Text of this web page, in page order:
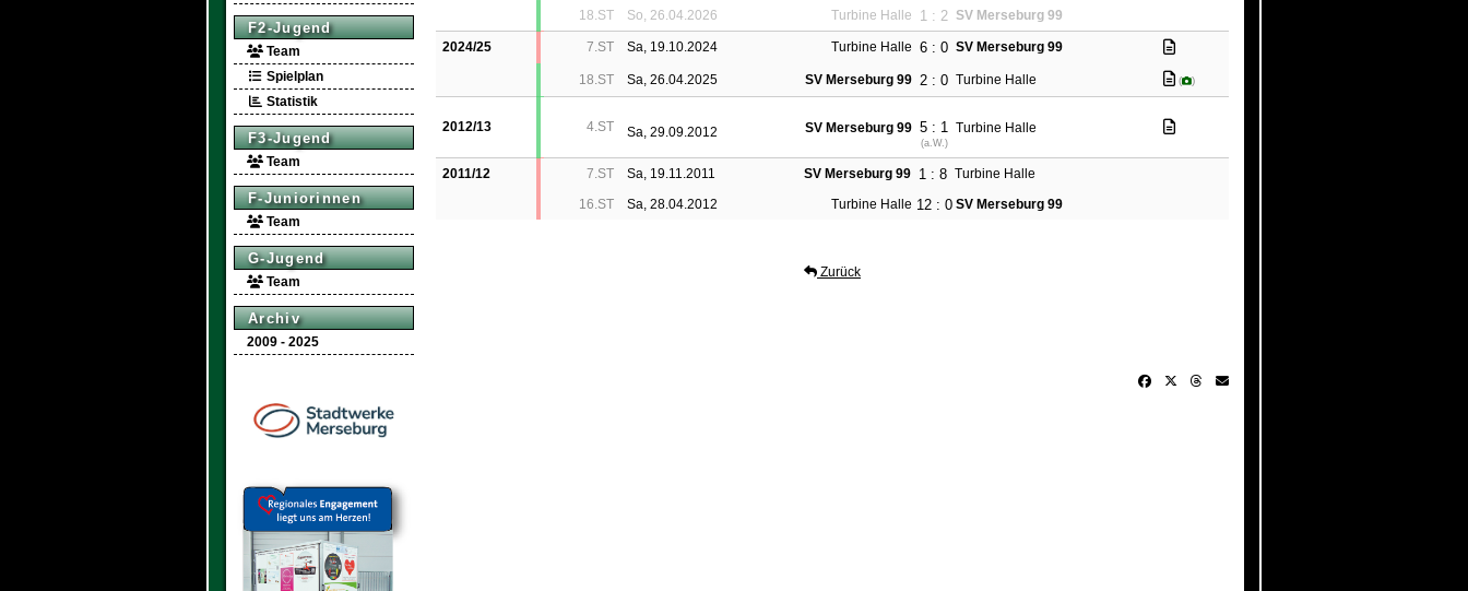
F2-Jugend
Team
Spielplan
Statistik
F3-Jugend
Team
F-Juniorinnen
Team
G-Jugend
Team
Archiv
2009 - 2025
18.ST So, 26.04.2026 Turbine Halle 1 : 2 SV Merseburg 99
2024/25 7.ST Sa, 19.10.2024 Turbine Halle 6 : 0 SV Merseburg 99
18.ST Sa, 26.04.2025 SV Merseburg 99 2 : 0 Turbine Halle ( )
2012/13 4.ST Sa, 29.09.2012 SV Merseburg 99 5 : 1
(a.W.)
Turbine Halle
2011/12 7.ST Sa, 19.11.2011 SV Merseburg 99 1 : 8 Turbine Halle
16.ST
Sa, 28.04.2012 Turbine Halle 12 : 0 SV Merseburg 99
Zurück